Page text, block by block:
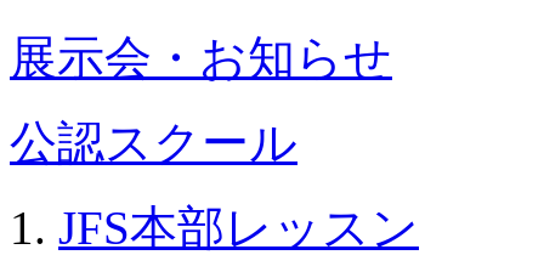
展示会・お知らせ
公認スクール
JFS本部レッスン